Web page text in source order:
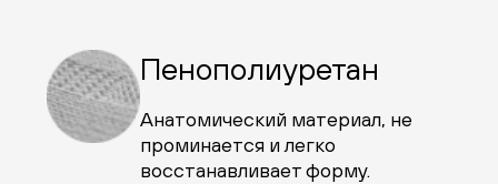
Пенополиуретан
Анатомический материал, не
проминается и легко
восстанавливает форму.